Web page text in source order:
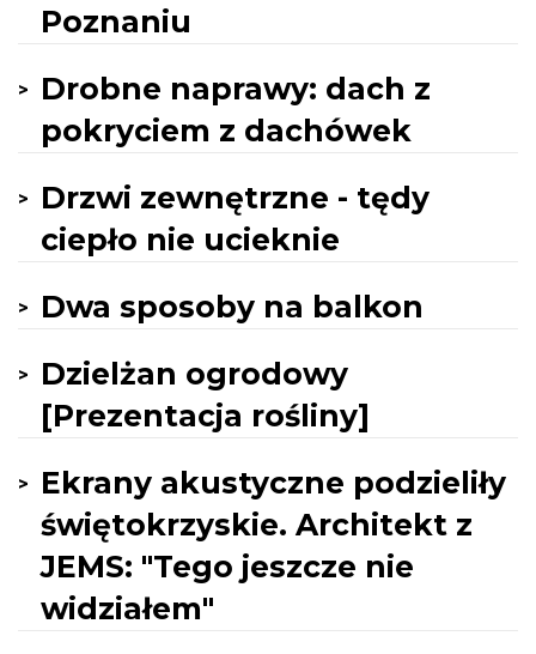
Poznaniu
Drobne naprawy: dach z
pokryciem z dachówek
Drzwi zewnętrzne - tędy
ciepło nie ucieknie
Dwa sposoby na balkon
Dzielżan ogrodowy
[Prezentacja rośliny]
Ekrany akustyczne podzieliły
świętokrzyskie. Architekt z
JEMS: "Tego jeszcze nie
widziałem"